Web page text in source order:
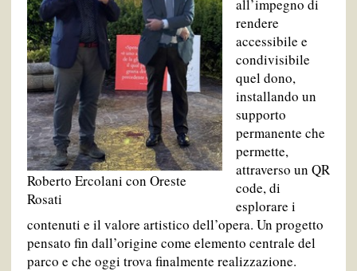
Roberto Ercolani con Oreste
Rosati
all’impegno di
rendere
accessibile e
condivisibile
quel dono,
installando un
supporto
permanente che
permette,
attraverso un QR
code, di
esplorare i
contenuti e il valore artistico dell’opera. Un progetto
pensato fin dall’origine come elemento centrale del
parco e che oggi trova finalmente realizzazione.